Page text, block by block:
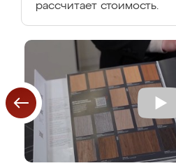
рассчитает стоимость.